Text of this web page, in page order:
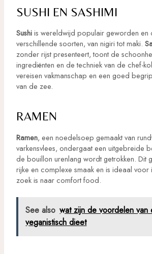
SUSHI EN SASHIMI
Sushiis wereldwijd populair geworden en
verschillende soorten, van nigiri tot maki.
zonder rijst presenteert, toont de
ingrediënten en de techniek van de chef-
vereisen vakmanschap en een goed
van de zee.
RAMEN
Ramen, een noedelsoep gemaakt van
varkensvlees, ondergaat een uitgebreide
de bouillon urenlang wordt getrokken. Dit
rijke en complexe smaak en is ideaal
zoek is naar comfort food.
See also wat zijn de voordelen van
veganistisch dieet